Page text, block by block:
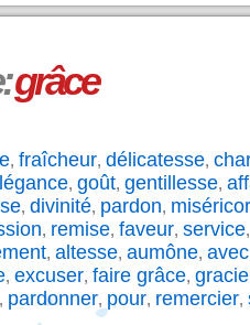
grâce
, fraîcheur, délicatesse,
, goût, gentillesse,
, divinité, pardon,
, remise, faveur, service,
, altesse, aumône, avec
, excuser, faire grâce,
pardonner, pour, remercier,